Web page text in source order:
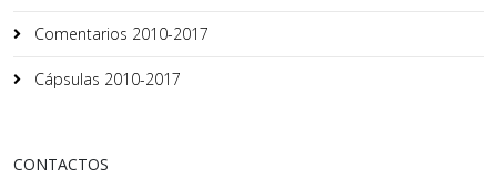
Comentarios 2010-2017
Cápsulas 2010-2017
CONTACTOS